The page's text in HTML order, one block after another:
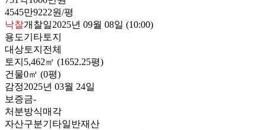
4545만9222원/평
낙찰개찰일2025년 09월 08일 (10:00)
용도기타토지
대상토지전체
토지 5,462㎡ (1652.25평)
건물0㎡ (0평)
감정2025년 03월 24일
보증금-
처분방식매각
자산구분기타일반재산